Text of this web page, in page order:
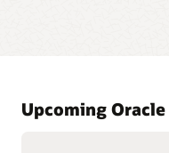
Upcoming